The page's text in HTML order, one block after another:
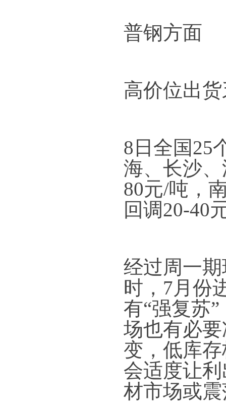
普钢方面
高价位出
8日全国25
海、长沙
80元/吨，
回调20-40
经过周一
时，7月份
有“强复苏
场也有必
变，低库
会适度让
材市场或